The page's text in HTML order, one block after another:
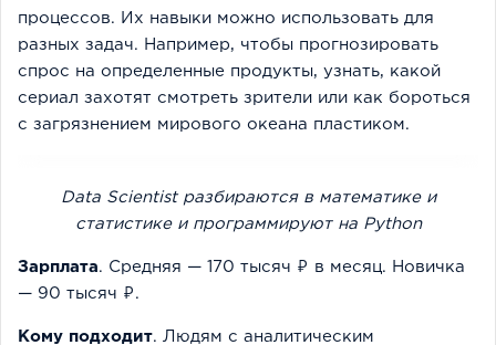
процессов. Их навыки можно использовать для
разных задач. Например, чтобы прогнозировать
спрос на определенные продукты, узнать, какой
сериал захотят смотреть зрители или как бороться
с загрязнением мирового океана пластиком.
Data Scientist разбираются в математике и
статистике и программируют на Python
Зарплата. Средняя — 170 тысяч ₽ в месяц. Новичка
— 90 тысяч ₽.
Кому подходит. Людям с аналитическим